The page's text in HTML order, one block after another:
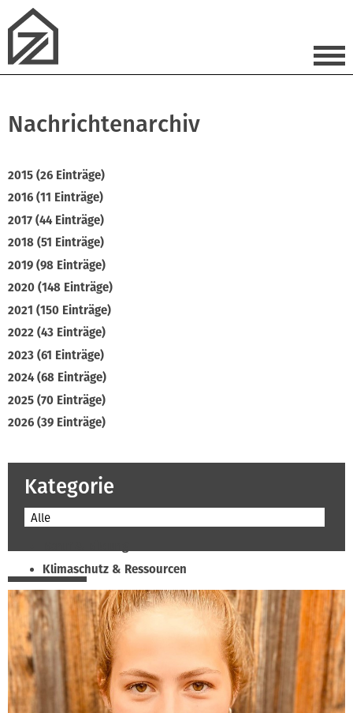
Nachrichtenarchiv
2015 (26 Einträge)
2016 (11 Einträge)
2017 (44 Einträge)
2018 (51 Einträge)
2019 (98 Einträge)
2020 (148 Einträge)
2021 (150 Einträge)
2022 (43 Einträge)
2023 (61 Einträge)
2024 (68 Einträge)
2025 (70 Einträge)
2026 (39 Einträge)
Kategorie
Alle
Klimaschutz & Ressourcen
Normen & Fachregeln
Prävention & Arbeitsschutz
Recht & Wirtschaft
Soziales & Tarifpolitik
Verband & Innungen
Interviews